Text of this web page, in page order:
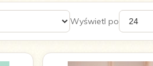
Wyświetl po
pop